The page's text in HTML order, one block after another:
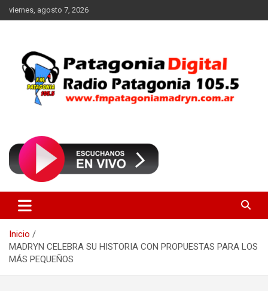
Saltar
al
viernes, agosto 7, 2026
FM Patagonia Madryn
Inicio
MADRYN CELEBRA SU HISTORIA CON PROPUESTAS PARA LOS
MÁS PEQUEÑOS